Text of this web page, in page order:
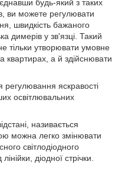
будь-який з таких
ви можете регулювати
швидкість бажаного
димерів у зв'язці. Такий
тільки утворювати умовне
квартирах, а й здійснювати
яскравості
освітлювальних
називається
можна легко змінювати
світлодіодного
діодної стрічки.